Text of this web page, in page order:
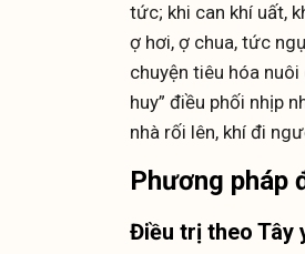
tức; khi can khí uất,
ợ hơi, ợ chua, tức
chuyện tiêu hóa
huy” điều phối nhịp
nhà rối lên, khí đi
Phương pháp
Điều trị theo Tây